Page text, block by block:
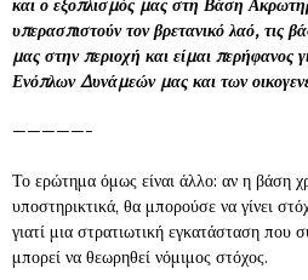
και ο εξοπλισμός μας στη Βάση
υπερασπιστούν τον βρετανικό λαό, τις
μας στην περιοχή και είμαι περήφανος
Ενόπλων Δυνάμεών μας και των
—————-
Το ερώτημα όμως είναι άλλο: αν η βάση
υποστηρικτικά, θα μπορούσε να γίνει
γιατί μια στρατιωτική εγκατάσταση που
μπορεί να θεωρηθεί νόμιμος στόχος.